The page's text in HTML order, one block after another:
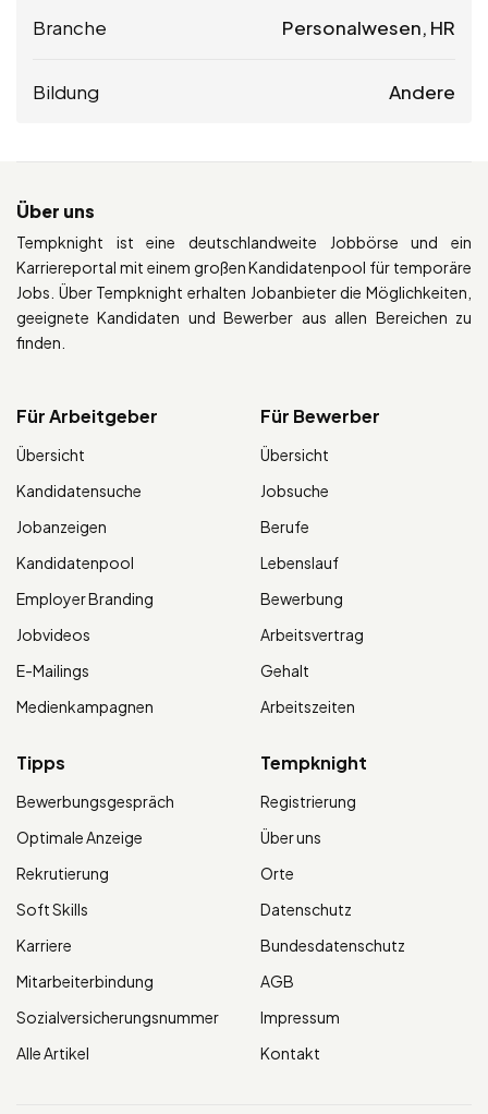
Branche Personalwesen, HR
Bildung Andere
Über uns
Tempknight ist eine deutschlandweite Jobbörse und ein
Karriereportal mit einem großen Kandidatenpool für temporäre
Jobs. Über Tempknight erhalten Jobanbieter die Möglichkeiten,
geeignete Kandidaten und Bewerber aus allen Bereichen zu
finden.
Für Arbeitgeber
Übersicht
Kandidatensuche
Jobanzeigen
Kandidatenpool
Employer Branding
Jobvideos
E-Mailings
Medienkampagnen
Für Bewerber
Übersicht
Jobsuche
Berufe
Lebenslauf
Bewerbung
Arbeitsvertrag
Gehalt
Arbeitszeiten
Tipps
Bewerbungsgespräch
Optimale Anzeige
Rekrutierung
Soft Skills
Karriere
Mitarbeiterbindung
Sozialversicherungsnummer
Alle Artikel
Tempknight
Registrierung
Über uns
Orte
Datenschutz
Bundesdatenschutz
AGB
Impressum
Kontakt